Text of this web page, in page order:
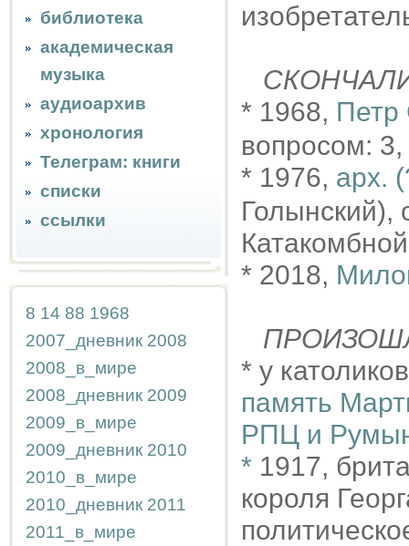
библиотека
академическая
музыка
аудиоархив
хронология
Телеграм: книги
списки
ссылки
8 14 88 1968
2007_дневник 2008
2008_в_мире
2008_дневник 2009
2009_в_мире
2009_дневник 2010
2010_в_мире
2010_дневник 2011
2011_в_мире
* 1968, Петр
вопросом:
* 1976, арх.
Голынский),
* 2018,
* у
память
РПЦ и
* 1917,
короля